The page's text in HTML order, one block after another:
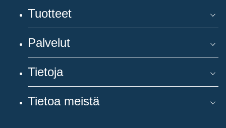
Tuotteet
Palvelut
Tietoja
Tietoa meistä